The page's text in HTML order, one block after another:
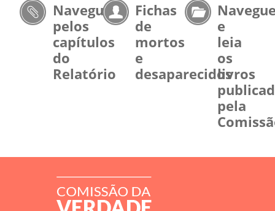
Navegue
pelos
capítulos
do
Relatório
Fichas
de
mortos
e
desaparecidos
e
leia
os
livros
pela